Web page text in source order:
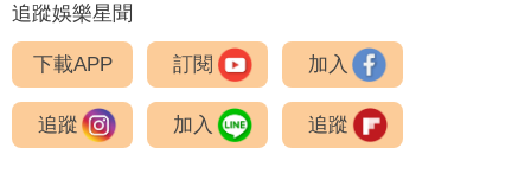
追蹤娛樂星聞
下載APP 訂閱 加入
追蹤 加入 追蹤